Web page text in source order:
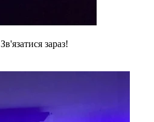
Зв'язатися зараз!